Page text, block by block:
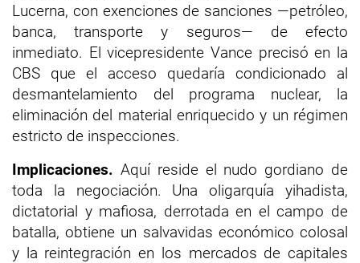
Lucerna, con exenciones de sanciones —petróleo,
banca, transporte y seguros— de efecto
inmediato. El vicepresidente Vance precisó en la
CBS que el acceso quedaría condicionado al
desmantelamiento del programa nuclear, la
eliminación del material enriquecido y un régimen
estricto de inspecciones.
Implicaciones. Aquí reside el nudo gordiano de
toda la negociación. Una oligarquía yihadista,
dictatorial y mafiosa, derrotada en el campo de
batalla, obtiene un salvavidas económico colosal
y la reintegración en los mercados de capitales